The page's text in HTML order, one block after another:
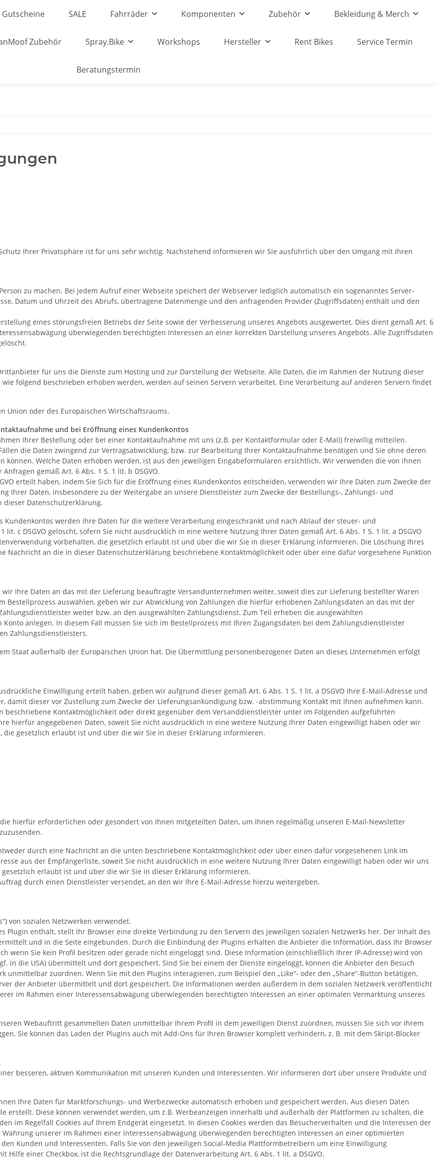
Gutscheine SALE Fahrräder Komponenten Zubehör Bekleidung & Merch
Zubehör Spray.Bike Workshops Hersteller Rent Bikes Service Termin
Beratungstermin
Ihrer Privatsphäre ist für uns sehr wichtig. Nachstehend informieren wir Sie ausführlich über den Umgang mit Ihren
zu machen. Bei jedem Aufruf einer Webseite speichert der Webserver lediglich automatisch ein sogenanntes Server-
Datum und Uhrzeit des Abrufs, übertragene Datenmenge und den anfragenden Provider (Zugriffsdaten) enthält und den
eines störungsfreien Betriebs der Seite sowie der Verbesserung unseres Angebots ausgewertet. Dies dient gemäß Art. 6
überwiegenden berechtigten Interessen an einer korrekten Darstellung unseres Angebots. Alle Zugriffsdaten
für uns die Dienste zum Hosting und zur Darstellung der Webseite. Alle Daten, die im Rahmen der Nutzung dieser
folgend beschrieben erhoben werden, werden auf seinen Servern verarbeitet. Eine Verarbeitung auf anderen Servern findet
Union oder des Europäischen Wirtschaftsraums.
und bei Eröffnung eines Kundenkontos
Ihrer Bestellung oder bei einer Kontaktaufnahme mit uns (z.B. per Kontaktformular oder E-Mail) freiwillig mitteilen.
die Daten zwingend zur Vertragsabwicklung, bzw. zur Bearbeitung Ihrer Kontaktaufnahme benötigen und Sie ohne deren
können. Welche Daten erhoben werden, ist aus den jeweiligen Eingabeformularen ersichtlich. Wir verwenden die von ihnen
gemäß Art. 6 Abs. 1 S. 1 lit. b DSGVO.
erteilt haben, indem Sie Sich für die Eröffnung eines Kundenkontos entscheiden, verwenden wir Ihre Daten zum Zwecke der
Ihrer Daten, insbesondere zu der Weitergabe an unsere Dienstleister zum Zwecke der Bestellungs-, Zahlungs- und
dieser Datenschutzerklärung.
Kundenkontos werden Ihre Daten für die weitere Verarbeitung eingeschränkt und nach Ablauf der steuer- und
c DSGVO gelöscht, sofern Sie nicht ausdrücklich in eine weitere Nutzung Ihrer Daten gemäß Art. 6 Abs. 1 S. 1 lit. a DSGVO
vorbehalten, die gesetzlich erlaubt ist und über die wir Sie in dieser Erklärung informieren. Die Löschung Ihres
Nachricht an die in dieser Datenschutzerklärung beschriebene Kontaktmöglichkeit oder über eine dafür vorgesehene Funktion
wir Ihre Daten an das mit der Lieferung beauftragte Versandunternehmen weiter, soweit dies zur Lieferung bestellter Waren
Bestellprozess auswählen, geben wir zur Abwicklung von Zahlungen die hierfür erhobenen Zahlungsdaten an das mit der
weiter bzw. an den ausgewählten Zahlungsdienst. Zum Teil erheben die ausgewählten
anlegen. In diesem Fall müssen Sie sich im Bestellprozess mit Ihren Zugangsdaten bei dem Zahlungsdienstleister
Zahlungsdienstleisters.
Staat außerhalb der Europäischen Union hat. Die Übermittlung personenbezogener Daten an dieses Unternehmen erfolgt
Einwilligung erteilt haben, geben wir aufgrund dieser gemäß Art. 6 Abs. 1 S. 1 lit. a DSGVO Ihre E-Mail-Adresse und
damit dieser vor Zustellung zum Zwecke der Lieferungsankündigung bzw. -abstimmung Kontakt mit Ihnen aufnehmen kann.
Kontaktmöglichkeit oder direkt gegenüber dem Versanddienstleister unter im Folgenden aufgeführten
hierfür angegebenen Daten, soweit Sie nicht ausdrücklich in eine weitere Nutzung Ihrer Daten eingewilligt haben oder wir
gesetzlich erlaubt ist und über die wir Sie in dieser Erklärung informieren.
hierfür erforderlichen oder gesondert von Ihnen mitgeteilten Daten, um Ihnen regelmäßig unseren E-Mail-Newsletter
durch eine Nachricht an die unten beschriebene Kontaktmöglichkeit oder über einen dafür vorgesehenen Link im
aus der Empfängerliste, soweit Sie nicht ausdrücklich in eine weitere Nutzung Ihrer Daten eingewilligt haben oder wir uns
erlaubt ist und über die wir Sie in dieser Erklärung informieren.
durch einen Dienstleister versendet, an den wir Ihre E-Mail-Adresse hierzu weitergeben.
von sozialen Netzwerken verwendet.
Plugin enthält, stellt Ihr Browser eine direkte Verbindung zu den Servern des jeweiligen sozialen Netzwerks her. Der Inhalt des
und in die Seite eingebunden. Durch die Einbindung der Plugins erhalten die Anbieter die Information, dass Ihr Browser
wenn Sie kein Profil besitzen oder gerade nicht eingeloggt sind. Diese Information (einschließlich Ihrer IP-Adresse) wird von
in die USA) übermittelt und dort gespeichert. Sind Sie bei einem der Dienste eingeloggt, können die Anbieter den Besuch
zuordnen. Wenn Sie mit den Plugins interagieren, zum Beispiel den „Like“- oder den „Share“-Button betätigen,
der Anbieter übermittelt und dort gespeichert. Die Informationen werden außerdem in dem sozialen Netzwerk veröffentlicht
im Rahmen einer Interessensabwägung überwiegenden berechtigten Interessen an einer optimalen Vermarktung unseres
Webauftritt gesammelten Daten unmittelbar Ihrem Profil in dem jeweiligen Dienst zuordnen, müssen Sie sich vor Ihrem
Sie können das Laden der Plugins auch mit Add-Ons für Ihren Browser komplett verhindern, z. B. mit dem Skript-Blocker
besseren, aktiven Kommunikation mit unseren Kunden und Interessenten. Wir informieren dort über unsere Produkte und
Ihre Daten für Marktforschungs- und Werbezwecke automatisch erhoben und gespeichert werden. Aus diesen Daten
erstellt. Diese können verwendet werden, um z.B. Werbeanzeigen innerhalb und außerhalb der Plattformen zu schalten, die
im Regelfall Cookies auf Ihrem Endgerät eingesetzt. In diesen Cookies werden das Besucherverhalten und die Interessen der
unserer im Rahmen einer Interessensabwägung überwiegenden berechtigten Interessen an einer optimierten
Kunden und Interessenten. Falls Sie von den jeweiligen Social-Media Plattformbetreibern um eine Einwilligung
einer Checkbox, ist die Rechtsgrundlage der Datenverarbeitung Art. 6 Abs. 1 lit. a DSGVO.